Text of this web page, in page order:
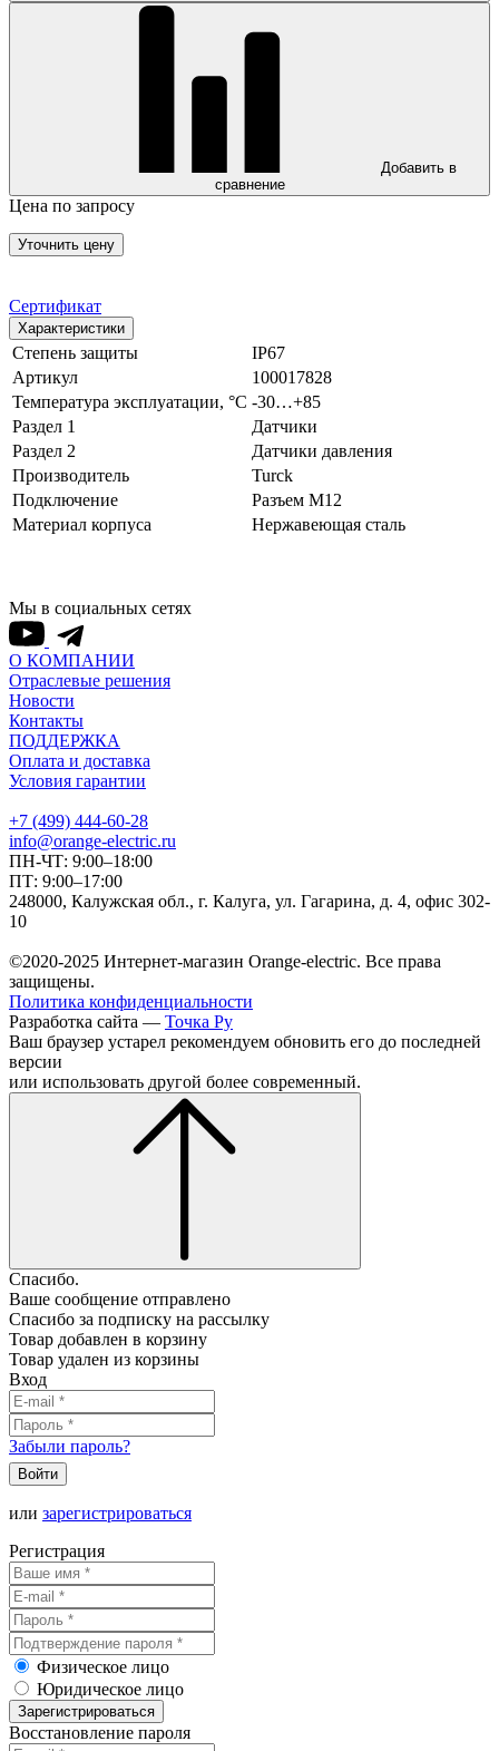
Добавить в
сравнение
Цена по запросу
Уточнить цену
Сертификат
Характеристики
Степень защиты
IP67
Артикул
100017828
Температура эксплуатации, °С -30…+85
Раздел 1
Датчики
Раздел 2
Датчики давления
Производитель
Turck
Подключение
Разъем M12
Материал корпуса
Нержавеющая сталь
Мы в социальных сетях
О КОМПАНИИ
Отраслевые решения
Новости
Контакты
ПОДДЕРЖКА
Оплата и доставка
Условия гарантии
+7 (499) 444-60-28
info@orange-electric.ru
ПН-ЧТ: 9:00–18:00
ПТ: 9:00–17:00
248000, Калужская обл., г. Калуга, ул. Гагарина, д. 4, офис 302-
10
©2020-2025 Интернет-магазин Orange-electric. Все права
защищены.
Политика конфиденциальности
Разработка сайта — Точка Ру
Ваш браузер устарел рекомендуем обновить его до последней
версии
или использовать другой более современный.
Спасибо.
Ваше сообщение отправлено
Спасибо за подписку на рассылку
Товар добавлен в корзину
Товар удален из корзины
Вход
Забыли пароль?
Войти
или зарегистрироваться
Регистрация
Физическое лицо
Юридическое лицо
Зарегистрироваться
Восстановление пароля